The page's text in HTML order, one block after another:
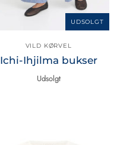
UDSOLGT
VILD KØRVEL
Ichi-Ihjilma bukser
Udsolgt